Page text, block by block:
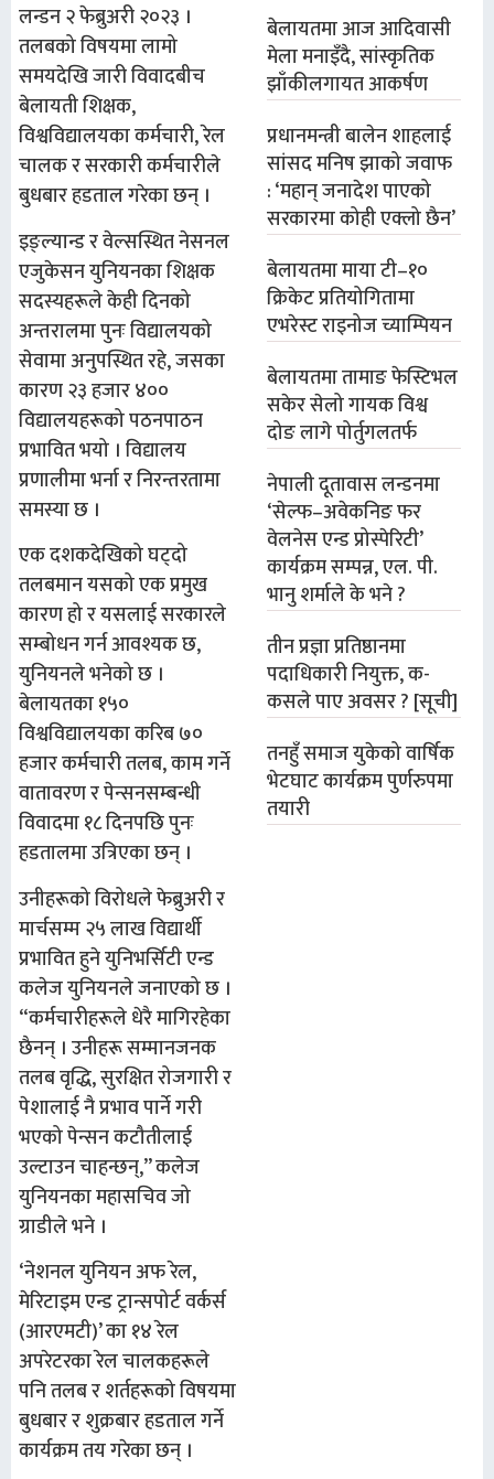
लन्डन २ फेब्रुअरी २०२३ ।
तलबको विषयमा लामो
समयदेखि जारी विवादबीच
बेलायती शिक्षक,
विश्वविद्यालयका कर्मचारी, रेल
चालक र सरकारी कर्मचारीले
बुधबार हडताल गरेका छन् ।
इङ्ल्यान्ड र वेल्सस्थित नेसनल
एजुकेसन युनियनका शिक्षक
सदस्यहरूले केही दिनको
अन्तरालमा पुनः विद्यालयको
सेवामा अनुपस्थित रहे, जसका
कारण २३ हजार ४००
विद्यालयहरूको पठनपाठन
प्रभावित भयो । विद्यालय
प्रणालीमा भर्ना र निरन्तरतामा
समस्या छ ।
एक दशकदेखिको घट्दो
तलबमान यसको एक प्रमुख
कारण हो र यसलाई सरकारले
सम्बोधन गर्न आवश्यक छ,
युनियनले भनेको छ ।
बेलायतका १५०
विश्वविद्यालयका करिब ७०
हजार कर्मचारी तलब, काम गर्ने
वातावरण र पेन्सनसम्बन्धी
विवादमा १८ दिनपछि पुनः
हडतालमा उत्रिएका छन् ।
उनीहरूको विरोधले फेब्रुअरी र
मार्चसम्म २५ लाख विद्यार्थी
प्रभावित हुने युनिभर्सिटी एन्ड
कलेज युनियनले जनाएको छ ।
“कर्मचारीहरूले धेरै मागिरहेका
छैनन् । उनीहरू सम्मानजनक
तलब वृद्धि, सुरक्षित रोजगारी र
पेशालाई नै प्रभाव पार्ने गरी
भएको पेन्सन कटौतीलाई
उल्टाउन चाहन्छन्,” कलेज
युनियनका महासचिव जो
ग्राडीले भने ।
‘नेशनल युनियन अफ रेल,
मेरिटाइम एन्ड ट्रान्सपोर्ट वर्कर्स
(आरएमटी)’ का १४ रेल
अपरेटरका रेल चालकहरूले
पनि तलब र शर्तहरूको विषयमा
बुधबार र शुक्रबार हडताल गर्ने
कार्यक्रम तय गरेका छन् ।
बेलायतमा आज आदिवासी
मेला मनाइँदै, सांस्कृतिक
झाँकीलगायत आकर्षण
प्रधानमन्त्री बालेन शाहलाई
सांसद मनिष झाको जवाफ
: ‘महान् जनादेश पाएको
सरकारमा कोही एक्लो छैन’
बेलायतमा माया टी–१०
क्रिकेट प्रतियोगितामा
एभरेस्ट राइनोज च्याम्पियन
बेलायतमा तामाङ फेस्टिभल
सकेर सेलो गायक विश्व
दोङ लागे पोर्तुगलतर्फ
नेपाली दूतावास लन्डनमा
‘सेल्फ–अवेकनिङ फर
वेलनेस एन्ड प्रोस्पेरिटी’
कार्यक्रम सम्पन्न, एल. पी.
भानु शर्माले के भने ?
तीन प्रज्ञा प्रतिष्ठानमा
पदाधिकारी नियुक्त, क-
कसले पाए अवसर ? [सूची]
तनहुँ समाज युकेको वार्षिक
भेटघाट कार्यक्रम पुर्णरुपमा
तयारी